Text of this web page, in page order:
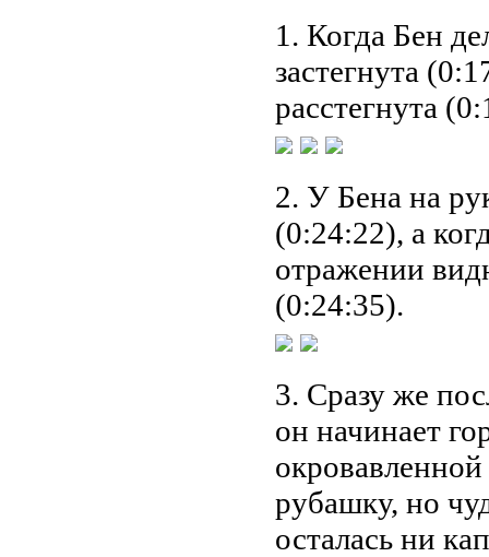
1. Когда Бен
застегнута
расстегнута
2. У Бена на
(0:24:22), а
отражении
(0:24:35).
3. Сразу же
он начинает
рубашку, но
осталась ни